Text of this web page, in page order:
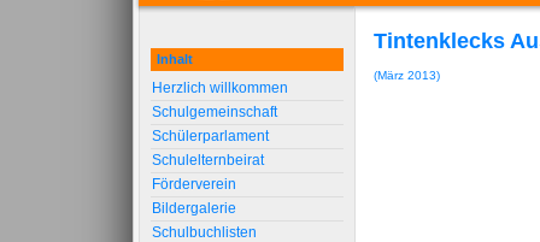
Tintenklecks
(März 2013)
Inhalt
Herzlich willkommen
Schulgemeinschaft
Schülerparlament
Schulelternbeirat
Förderverein
Bildergalerie
Schulbuchlisten